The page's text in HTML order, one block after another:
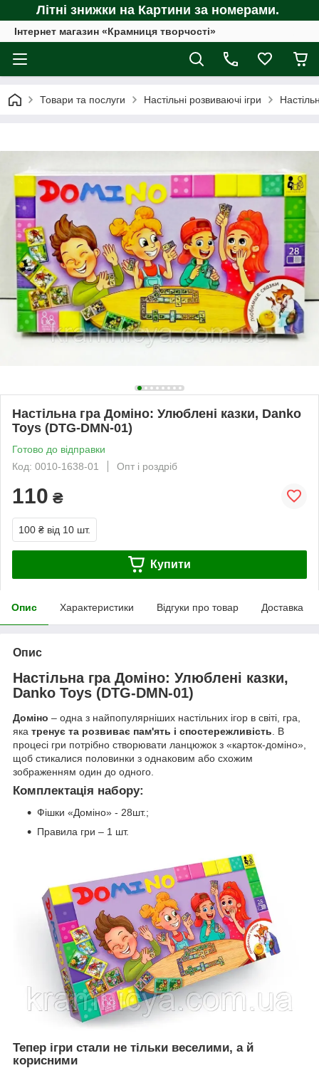
Літні знижки на Картини за номерами.
Інтернет магазин «Крамниця творчості»
Товари та послуги Настільні розвиваючі ігри
Настільна гра Доміно: Улюблені казки, Danko
Toys (DTG-DMN-01)
Готово до відправки
Код: 0010-1638-01
Опт і роздріб
110 ₴
100 ₴ від 10 шт.
Купити
Опис Характеристики Відгуки про товар Доставка
Опис
Настільна гра Доміно: Улюблені казки,
Danko Toys (DTG-DMN-01)
Доміно – одна з найпопулярніших настільних ігор в світі, гра,
яка тренує та розвиває пам'ять і спостережливість. В
процесі гри потрібно створювати ланцюжок з «карток-доміно»,
щоб стикалися половинки з однаковим або схожим
зображенням один до одного.
Комплектація набору:
Фішки «Доміно» - 28шт.;
Правила гри – 1 шт.
Тепер ігри стали не тільки веселими, а й
корисними